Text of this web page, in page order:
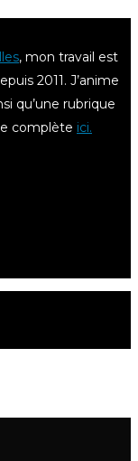
, mon travail est
2011. J’anime
qu’une rubrique
complète ici.